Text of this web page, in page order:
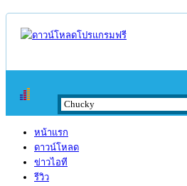
หน้าแรก
ดาวน์โหลด
ข่าวไอที
รีวิว